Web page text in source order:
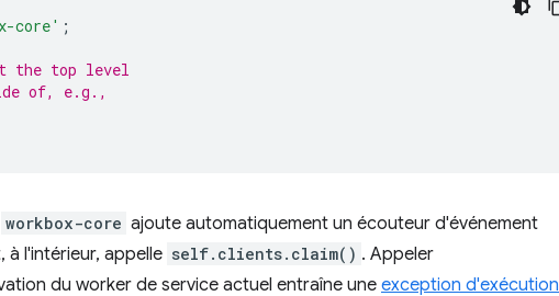
core' ;
the top level
of, e.g.,
workbox-core ajoute automatiquement un écouteur d'événement
l'intérieur, appelle self.clients.claim() . Appeler
du worker de service actuel entraîne une exception d'exécution